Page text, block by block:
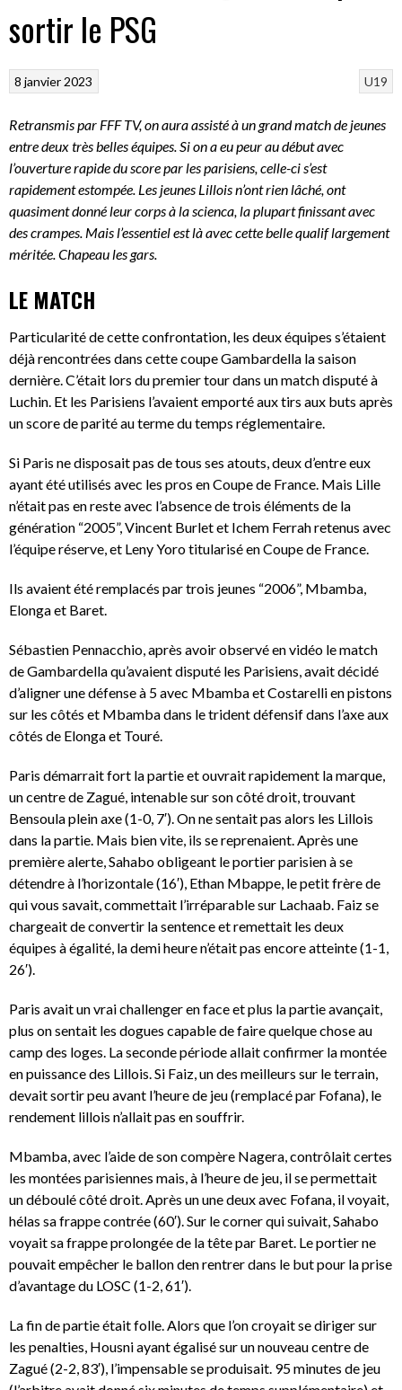
sortir le PSG
U19
8 janvier 2023
Retransmis par FFF TV, on aura assisté à un grand match de jeunes
entre deux très belles équipes. Si on a eu peur au début avec
l’ouverture rapide du score par les parisiens, celle-ci s’est
rapidement estompée. Les jeunes Lillois n’ont rien lâché, ont
quasiment donné leur corps à la scienca, la plupart finissant avec
des crampes. Mais l’essentiel est là avec cette belle qualif largement
méritée. Chapeau les gars.
LE MATCH
Particularité de cette confrontation, les deux équipes s’étaient
déjà rencontrées dans cette coupe Gambardella la saison
dernière. C’était lors du premier tour dans un match disputé à
Luchin. Et les Parisiens l’avaient emporté aux tirs aux buts après
un score de parité au terme du temps réglementaire.
Si Paris ne disposait pas de tous ses atouts, deux d’entre eux
ayant été utilisés avec les pros en Coupe de France. Mais Lille
n’était pas en reste avec l’absence de trois éléments de la
génération “2005”, Vincent Burlet et Ichem Ferrah retenus avec
l’équipe réserve, et Leny Yoro titularisé en Coupe de France.
Ils avaient été remplacés par trois jeunes “2006”, Mbamba,
Elonga et Baret.
Sébastien Pennacchio, après avoir observé en vidéo le match
de Gambardella qu’avaient disputé les Parisiens, avait décidé
d’aligner une défense à 5 avec Mbamba et Costarelli en pistons
sur les côtés et Mbamba dans le trident défensif dans l’axe aux
côtés de Elonga et Touré.
Paris démarrait fort la partie et ouvrait rapidement la marque,
un centre de Zagué, intenable sur son côté droit, trouvant
Bensoula plein axe (1-0, 7′). On ne sentait pas alors les Lillois
dans la partie. Mais bien vite, ils se reprenaient. Après une
première alerte, Sahabo obligeant le portier parisien à se
détendre à l’horizontale (16′), Ethan Mbappe, le petit frère de
qui vous savait, commettait l’irréparable sur Lachaab. Faiz se
chargeait de convertir la sentence et remettait les deux
équipes à égalité, la demi heure n’était pas encore atteinte (1-1,
26′).
Paris avait un vrai challenger en face et plus la partie avançait,
plus on sentait les dogues capable de faire quelque chose au
camp des loges. La seconde période allait confirmer la montée
en puissance des Lillois. Si Faiz, un des meilleurs sur le terrain,
devait sortir peu avant l’heure de jeu (remplacé par Fofana), le
rendement lillois n’allait pas en souffrir.
Mbamba, avec l’aide de son compère Nagera, contrôlait certes
les montées parisiennes mais, à l’heure de jeu, il se permettait
un déboulé côté droit. Après un une deux avec Fofana, il voyait,
hélas sa frappe contrée (60′). Sur le corner qui suivait, Sahabo
voyait sa frappe prolongée de la tête par Baret. Le portier ne
pouvait empêcher le ballon den rentrer dans le but pour la prise
d’avantage du LOSC (1-2, 61′).
La fin de partie était folle. Alors que l’on croyait se diriger sur
les penalties, Housni ayant égalisé sur un nouveau centre de
Zagué (2-2, 83′), l’impensable se produisait. 95 minutes de jeu